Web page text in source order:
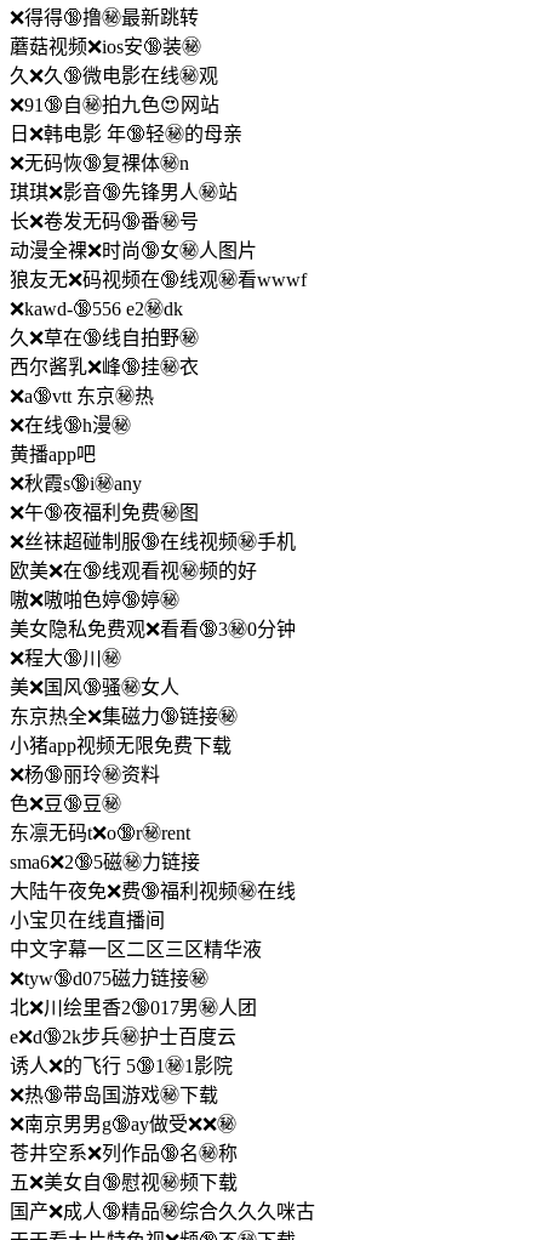
❌得得🔞撸㊙️最新跳转
蘑菇视频❌ios安🔞装㊙️
久❌久🔞微电影在线㊙️观
❌91🔞自㊙️拍九色😍网站
日❌韩电影 年🔞轻㊙️的母亲
❌无码恢🔞复裸体㊙️n
琪琪❌影音🔞先锋男人㊙️站
长❌卷发无码🔞番㊙️号
动漫全裸❌时尚🔞女㊙️人图片
狼友无❌码视频在🔞线观㊙️看wwwf
❌kawd-🔞556 e2㊙️dk
久❌草在🔞线自拍野㊙️
西尔酱乳❌峰🔞挂㊙️衣
❌a🔞vtt 东京㊙️热
❌在线🔞h漫㊙️
黄播app吧
❌秋霞s🔞i㊙️any
❌午🔞夜福利免费㊙️图
❌丝袜超碰制服🔞在线视频㊙️手机
欧美❌在🔞线观看视㊙️频的好
嗷❌嗷啪色婷🔞婷㊙️
美女隐私免费观❌看看🔞3㊙️0分钟
❌程大🔞川㊙️
美❌国风🔞骚㊙️女人
东京热全❌集磁力🔞链接㊙️
小猪app视频无限免费下载
❌杨🔞丽玲㊙️资料
色❌豆🔞豆㊙️
东凛无码t❌o🔞r㊙️rent
sma6❌2🔞5磁㊙️力链接
大陆午夜免❌费🔞福利视频㊙️在线
小宝贝在线直播间
中文字幕一区二区三区精华液
❌tyw🔞d075磁力链接㊙️
北❌川绘里香2🔞017男㊙️人团
e❌d🔞2k步兵㊙️护士百度云
诱人❌的飞行 5🔞1㊙️1影院
❌热🔞带岛国游戏㊙️下载
❌南京男男g🔞ay做受❌❌㊙️
苍井空系❌列作品🔞名㊙️称
五❌美女自🔞慰视㊙️频下载
国产❌成人🔞精品㊙️综合久久久咪古